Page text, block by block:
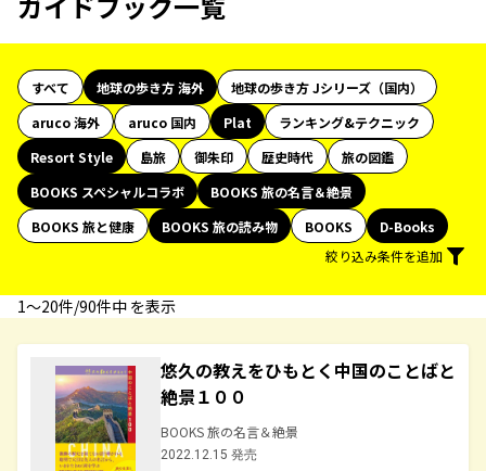
すべて 地球の歩き方 海外
地球の歩き方 Jシリーズ（国内）
aruco 海外
aruco 国内 Plat
ランキング&テクニック
Resort Style
島旅 御朱印 歴史時代
旅の図鑑
BOOKS スペシャルコラボ
BOOKS 旅の名言＆絶景
BOOKS 旅と健康
BOOKS 旅の読み物 BOOKS
D-Books
絞り込み条件を追加
1〜20件/90件中 を表示
悠久の教えをひもとく中国のことばと
絶景１００
BOOKS 旅の名言＆絶景
2022.12.15 発売